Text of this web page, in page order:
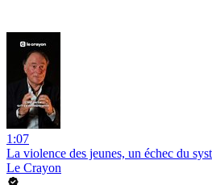
1:07
La violence des jeunes, un échec du
Le Crayon